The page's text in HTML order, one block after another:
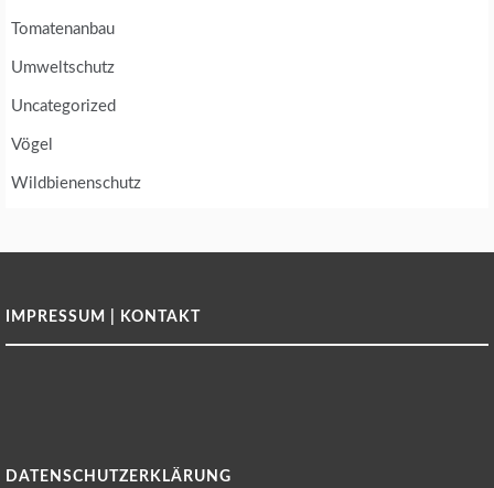
Tomatenanbau
Umweltschutz
Uncategorized
Vögel
Wildbienenschutz
IMPRESSUM | KONTAKT
DATENSCHUTZERKLÄRUNG